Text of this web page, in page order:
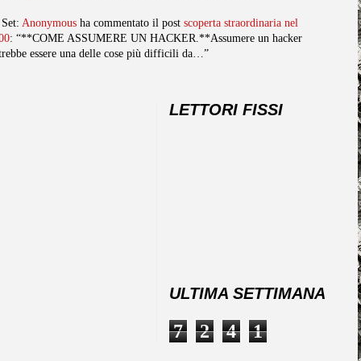
Anonymous ha commentato il post scoperta straordinaria nel
: “**COME ASSUMERE UN HACKER.**Assumere un hacker
essere una delle cose più difficili da…”
LETTORI FISSI
ULTIMA SETTIMANA
7 2 4 1